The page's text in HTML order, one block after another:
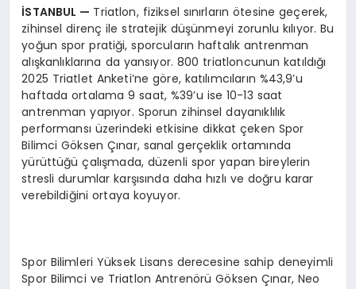
İSTANBUL — Triatlon, fiziksel sınırların ötesine geçerek,
zihinsel direnç ile stratejik düşünmeyi zorunlu kılıyor. Bu
yoğun spor pratiği, sporcuların haftalık antrenman
alışkanlıklarına da yansıyor. 800 triatloncunun katıldığı
2025 Triatlet Anketi’ne göre, katılımcıların %43,9’u
haftada ortalama 9 saat, %39’u ise 10-13 saat
antrenman yapıyor. Sporun zihinsel dayanıklılık
performansı üzerindeki etkisine dikkat çeken Spor
Bilimci Göksen Çınar, sanal gerçeklik ortamında
yürüttüğü çalışmada, düzenli spor yapan bireylerin
stresli durumlar karşısında daha hızlı ve doğru karar
verebildiğini ortaya koyuyor.
Spor Bilimleri Yüksek Lisans derecesine sahip deneyimli
Spor Bilimci ve Triatlon Antrenörü Göksen Çınar, Neo